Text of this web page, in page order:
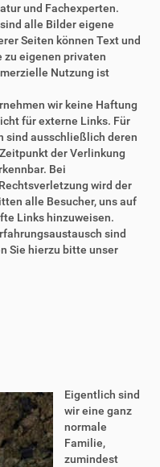
und Fachexperten.
alle Bilder eigene
Seiten können Text und
zu eigenen privaten
Nutzung ist
wir keine Haftung
für externe Links. Für
sind ausschließlich deren
der Verlinkung
Bei
wird der
alle Besucher, uns auf
Links hinzuweisen.
sind
Sie hierzu bitte unser
Eigentlich sind
wir eine ganz
normale
Familie,
zumindest